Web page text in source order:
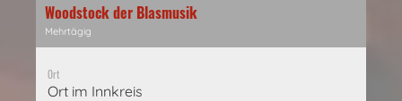
Woodstock der Blasmusik
Mehrtägig
Ort
Ort im Innkreis